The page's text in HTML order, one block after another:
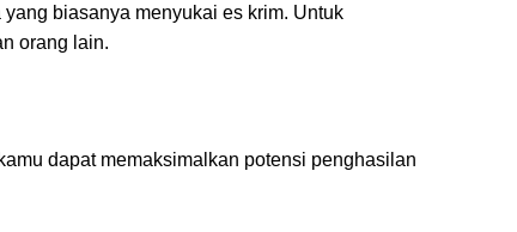
biasanya menyukai es krim. Untuk
orang lain.
dapat memaksimalkan potensi penghasilan